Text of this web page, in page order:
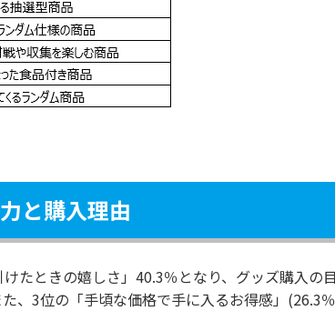
と購入理由
たときの嬉しさ」40.3％となり、グッズ購入の
、3位の「手頃な価格で手に入るお得感」(26.3